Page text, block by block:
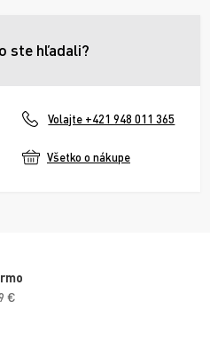
ste hľadali?
Volajte +421 948 011 365
Všetko o nákupe
€